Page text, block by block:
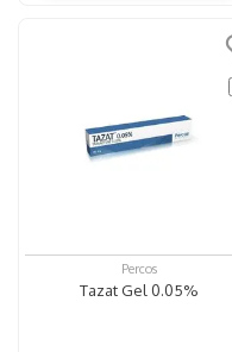
Percos
Tazat Gel 0.05%